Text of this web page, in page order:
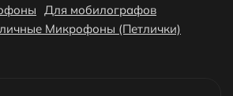
Для мобилографов
Микрофоны (Петлички)